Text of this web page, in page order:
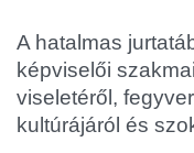
A hatalmas
képviselői
viseletéről,
kultúrájáról és